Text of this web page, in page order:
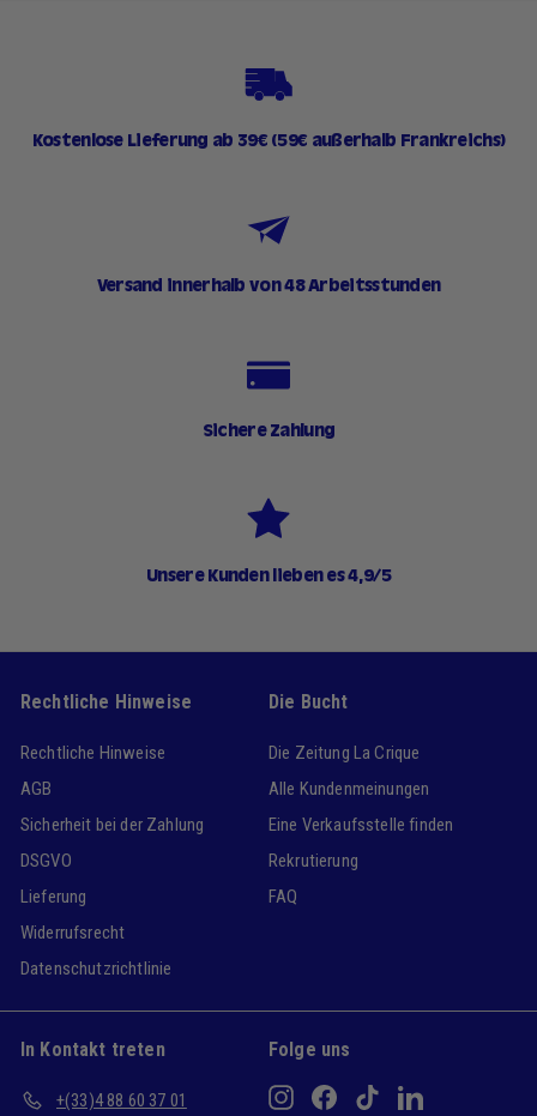
Kostenlose Lieferung ab 39€ (59€ außerhalb Frankreichs)
Versand innerhalb von 48 Arbeitsstunden
Sichere Zahlung
Unsere Kunden lieben es 4,9/5
Rechtliche Hinweise
Rechtliche Hinweise
AGB
Sicherheit bei der Zahlung
DSGVO
Lieferung
Widerrufsrecht
Datenschutzrichtlinie
Die Bucht
Die Zeitung La Crique
Alle Kundenmeinungen
Eine Verkaufsstelle finden
Rekrutierung
FAQ
In Kontakt treten
+(33)4 88 60 37 01
Folge uns
InstagramFacebookTikTokLinkedIn